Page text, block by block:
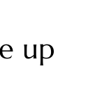
up